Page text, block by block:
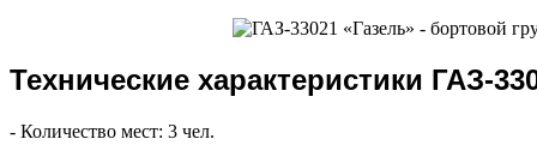
Технические характеристики ГАЗ-
- Количество мест: 3 чел.